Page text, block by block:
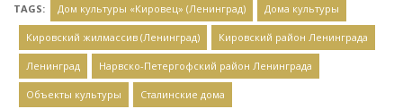
TAGS: Дом культуры «Кировец» (Ленинград) Дома культуры
Кировский жилмассив (Ленинград) Кировский район Ленинграда
Ленинград Нарвско-Петергофский район Ленинграда
Объекты культуры Сталинские дома